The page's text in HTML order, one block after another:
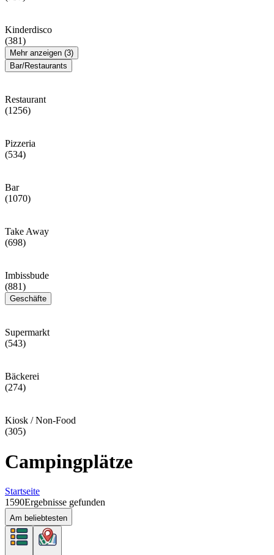
Kinderdisco
(381)
Mehr anzeigen (3)
Bar/Restaurants
Restaurant
(1256)
Pizzeria
(534)
Bar
(1070)
Take Away
(698)
Imbissbude
(881)
Geschäfte
Supermarkt
(543)
Bäckerei
(274)
Kiosk / Non-Food
(305)
Campingplätze
Startseite
1590Ergebnisse gefunden
Am beliebtesten